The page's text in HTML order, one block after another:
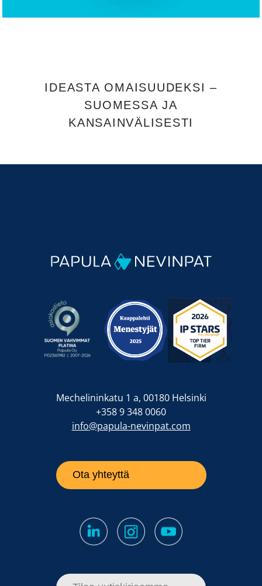
IDEASTA OMAISUUDEKSI –
SUOMESSA JA
KANSAINVÄLISESTI
Mechelininkatu 1 a, 00180 Helsinki
+358 9 348 0060
info@papula-nevinpat.com
Ota yhteyttä